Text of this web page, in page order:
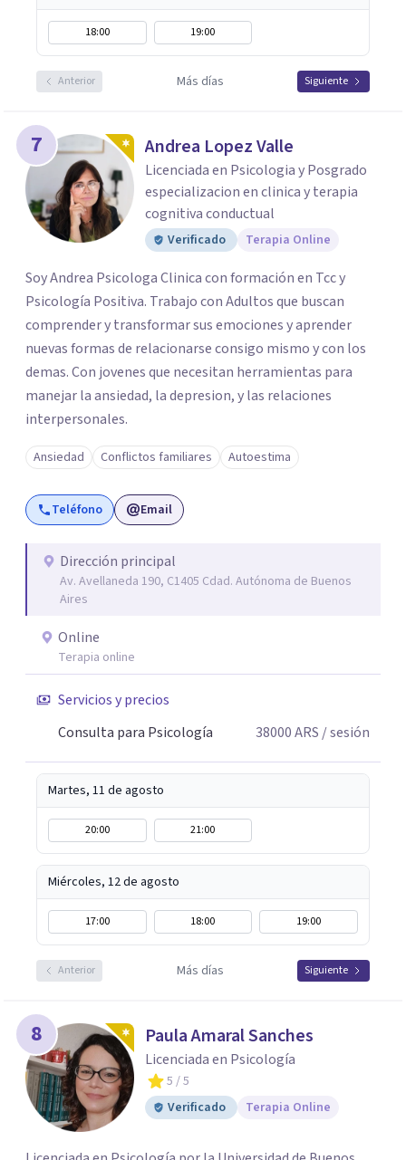
18:00 19:00
Anterior Más días Siguiente
7 Andrea Lopez Valle
Licenciada en Psicologia y Posgrado
especializacion en clinica y terapia
cognitiva conductual
Verificado Terapia Online
Soy Andrea Psicologa Clinica con formación en Tcc y
Psicología Positiva. Trabajo con Adultos que buscan
comprender y transformar sus emociones y aprender
nuevas formas de relacionarse consigo mismo y con los
demas. Con jovenes que necesitan herramientas para
manejar la ansiedad, la depresion, y las relaciones
interpersonales.
Ansiedad Conflictos familiares Autoestima
Teléfono Email
Dirección principal
Av. Avellaneda 190, C1405 Cdad. Autónoma de Buenos
Aires
Online
Terapia online
Servicios y precios
Consulta para Psicología
38000ARS / sesión
Martes, 11 de agosto
20:00 21:00
Miércoles, 12 de agosto
17:00 18:00 19:00
Anterior Más días Siguiente
8 Paula Amaral Sanches
Licenciada en Psicología
5 / 5
Verificado
Terapia Online